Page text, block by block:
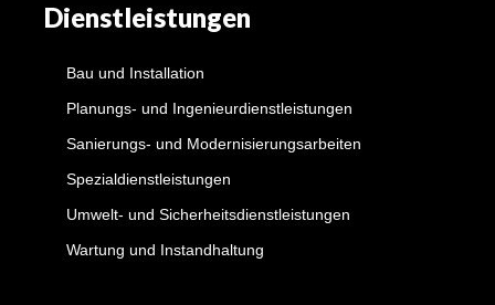
Dienstleistungen
Bau und Installation
Planungs- und Ingenieurdienstleistungen
Sanierungs- und Modernisierungsarbeiten
Spezialdienstleistungen
Umwelt- und Sicherheitsdienstleistungen
Wartung und Instandhaltung